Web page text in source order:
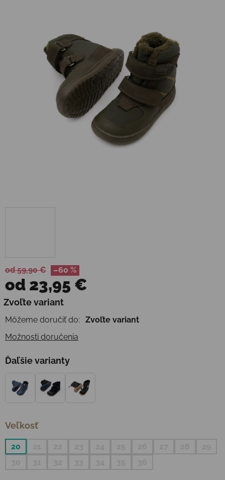
od 59,90 € –60 %
od 23,95 €
Jednotková cena:
Zvoľte variant
Môžeme doručiť do:
Zvoľte variant
Možnosti doručenia
Ďaľšie varianty
Veľkosť
20